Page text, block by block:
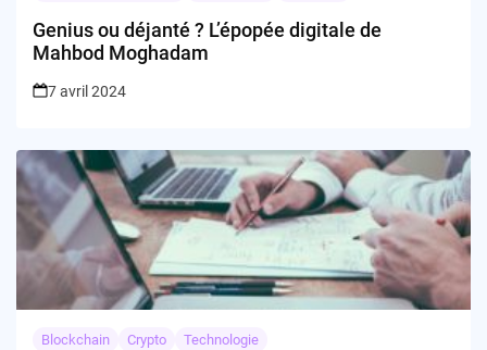
Genius ou déjanté ? L’épopée digitale de
Mahbod Moghadam
7 avril 2024
Blockchain Crypto Technologie